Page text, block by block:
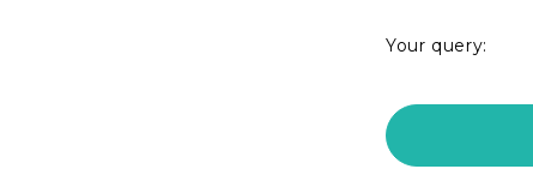
Your query: